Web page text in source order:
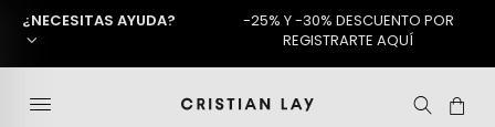
¿NECESITAS AYUDA?
-25% Y -30% DESCUENTO POR
REGISTRARTE AQUÍ